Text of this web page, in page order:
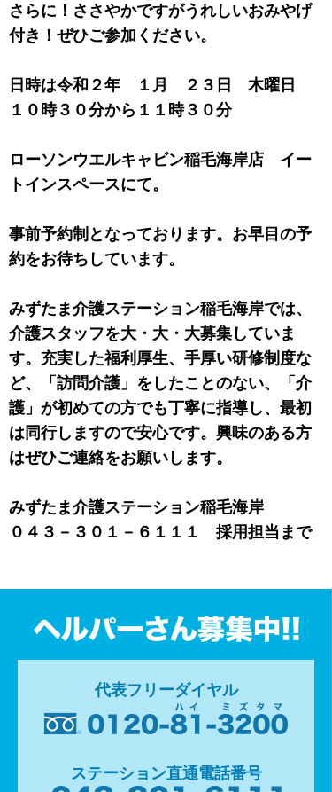
さらに！ささやかですがうれしいおみやげ
付き！ぜひご参加ください。
日時は令和２年 １月 ２３日 木曜日
１０時３０分から１１時３０分
ローソンウエルキャビン稲毛海岸店 イー
トインスペースにて。
事前予約制となっております。お早目の予
約をお待ちしています。
みずたま介護ステーション稲毛海岸では、
介護スタッフを大・大・大募集していま
す。充実した福利厚生、手厚い研修制度な
ど、「訪問介護」をしたことのない、「介
護」が初めての方でも丁寧に指導し、最初
は同行しますので安心です。興味のある方
はぜひご連絡をお願いします。
みずたま介護ステーション稲毛海岸
０４３－３０１－６１１１ 採用担当まで
代表フリーダイヤル
ステーション直通電話番号